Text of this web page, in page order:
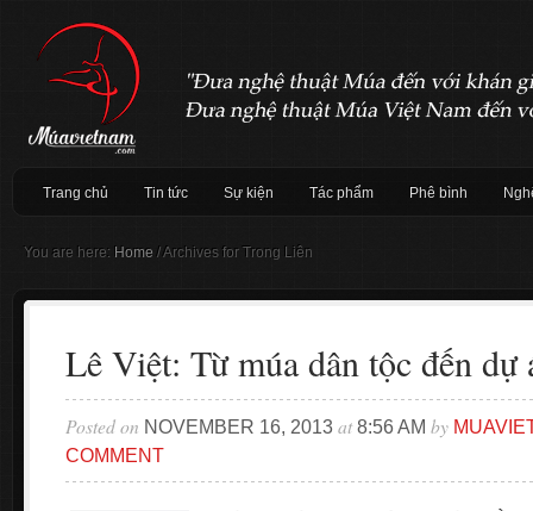
Trang chủ Tin tức Sự kiện Tác phẩm Phê bình
You are here: Home /Archives for Trong Liên
Lê Việt: Từ múa dân tộc đến dự
Posted on NOVEMBER 16, 2013 at8:56 AM by
COMMENT